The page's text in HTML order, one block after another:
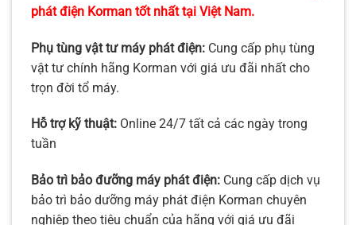
phát điện Korman tốt nhất tại Việt Nam.
Phụ tùng vật tư máy phát điện: Cung cấp phụ tùng
vật tư chính hãng Korman với giá ưu đãi nhất cho
trọn đời tổ máy.
Hỗ trợ kỹ thuật: Online 24/7 tất cả các ngày trong
tuần
Bảo trì bảo đưỡng máy phát điện: Cung cấp dịch vụ
bảo trì bảo dưỡng máy phát điện Korman chuyên
nghiệp theo tiêu chuẩn của hãng với giá ưu đãi